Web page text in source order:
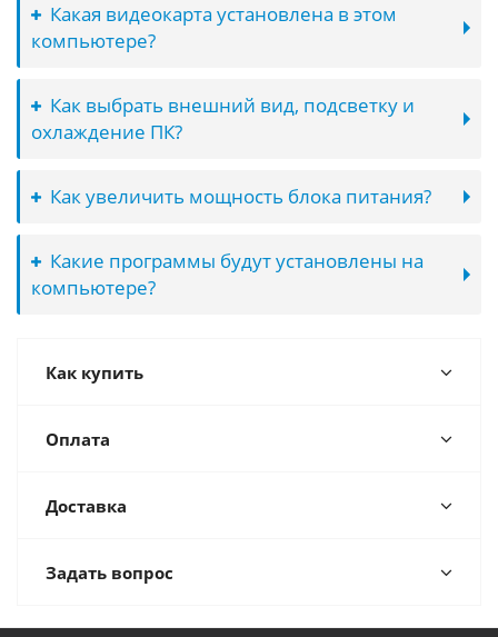
Какая видеокарта установлена в этом
компьютере?
Как выбрать внешний вид, подсветку и
охлаждение ПК?
Как увеличить мощность блока питания?
Какие программы будут установлены на
компьютере?
Как купить
Оплата
Доставка
Задать вопрос